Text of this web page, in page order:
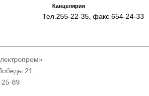
Канцелярия
Тел.255-22-35, факс 654-24-33
21
89